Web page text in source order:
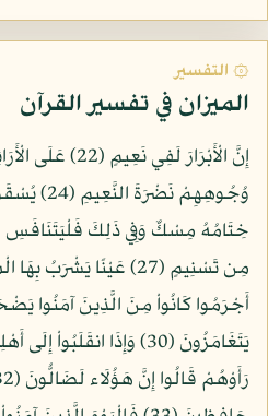
۞ التفسير
الميزان في تفسير القرآن